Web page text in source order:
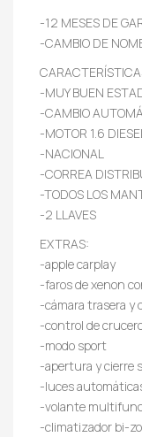
-12 MESES DE
-CAMBIO DE
-MUY BUEN
-CAMBIO
-MOTOR 1.6
-NACIONAL
-CORREA
-TODOS LOS
-2 LLAVES
EXTRAS:
-apple carplay
-faros de xenon
-cámara trasera y
-control de
-modo sport
-apertura y cierre
-luces
-volante
-climatizador bi-